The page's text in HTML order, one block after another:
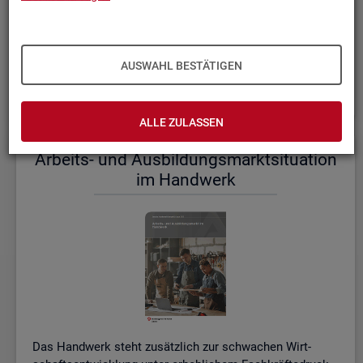
AUSWAHL BESTÄTIGEN
ALLE ZULASSEN
einem etwas er­höh­ten Ni­veau.
lich im ak­tu­el­len
Mo­nats­be­richt (PDF, 2MB)be­reit.
Ar­beits- und Aus­bil­dungs­markt­si­tua­ti­on
im Hand­werk
Das Hand­werk steht zu­sätz­lich zur schwa­chen Wirt­